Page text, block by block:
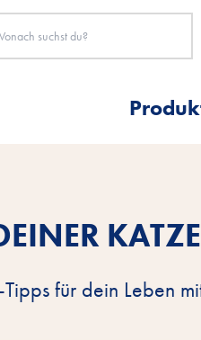
für dein Leben